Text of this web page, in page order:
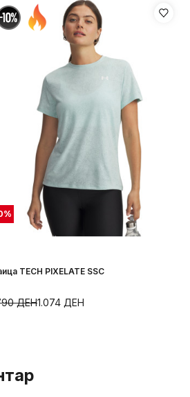
%
TECH PIXELATE SSC
1.074 ДЕН
ДЕН